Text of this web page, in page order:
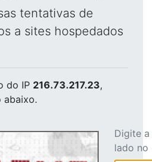
tentativas de
a sites hospedados
do IP 216.73.217.23,
abaixo.
Digite
lado no